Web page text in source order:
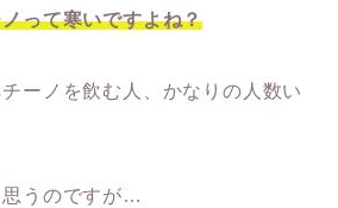
って寒いですよね？
ーノを飲む人、かなりの人数い
うのですが…